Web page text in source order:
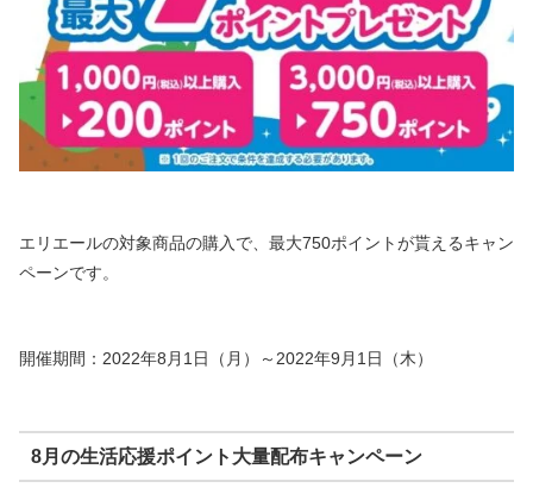
エリエールの対象商品の購入で、最大750ポイントが貰えるキャン
ペーンです。
開催期間：2022年8月1日（月）～2022年9月1日（木）
8月の生活応援ポイント大量配布キャンペーン